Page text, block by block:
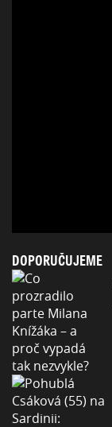
DOPORUČUJEME